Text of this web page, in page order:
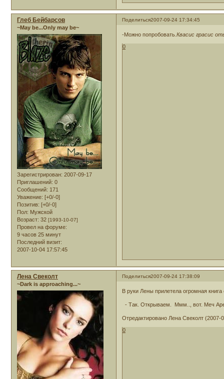
Поделиться2007-09-24 17:34:45
Глеб Бейбарсов
~May be...Only may be~
Зарегистрирован: 2007-09-17
Приглашений: 0
Сообщений: 171
Уважение: [+0/-0]
Позитив: [+0/-0]
Пол: Мужской
Возраст: 32 [1993-10-07]
Провел на форуме:
9 часов 25 минут
Последний визит:
2007-10-04 17:57:45
-Можно попробовать.Квасис грасис
0
Поделиться2007-09-24 17:38:09
Лена Свеколт
~Dark is approaching...~
В руки Лены прилетела огромная
- Так. Открываем. Ммм.., вот. Меч
Отредактировано Лена Свеколт (2007-
0